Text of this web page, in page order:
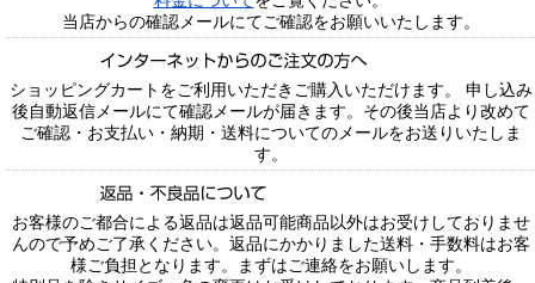
当店からの確認メールにてご確認をお願いいたします。
ショッピングカートをご利用いただきご購入いただけます。 申し込み
後自動返信メールにて確認メールが届きます。その後当店より改めて
ご確認・お支払い・納期・送料についてのメールをお送りいたしま
す。
お客様のご都合による返品は返品可能商品以外はお受けしておりませ
んので予めご了承ください。返品にかかりました送料・手数料はお客
様ご負担となります。まずはご連絡をお願いします。